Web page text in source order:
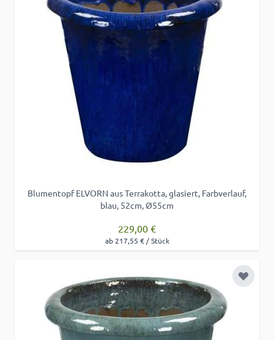
Blumentopf ELVORN aus Terrakotta, glasiert, Farbverlauf,
blau, 52cm, Ø55cm
229,00 €
ab 217,55 € / Stück
Zur